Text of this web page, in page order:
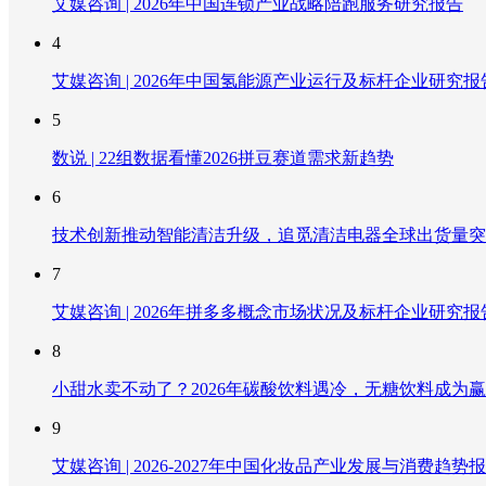
艾媒咨询 | 2026年中国连锁产业战略陪跑服务研究报告
4
艾媒咨询 | 2026年中国氢能源产业运行及标杆企业研究报
5
数说 | 22组数据看懂2026拼豆赛道需求新趋势
6
技术创新推动智能清洁升级，追觅清洁电器全球出货量
7
艾媒咨询 | 2026年拼多多概念市场状况及标杆企业研究报
8
小甜水卖不动了？2026年碳酸饮料遇冷，无糖饮料成为
9
艾媒咨询 | 2026-2027年中国化妆品产业发展与消费趋势